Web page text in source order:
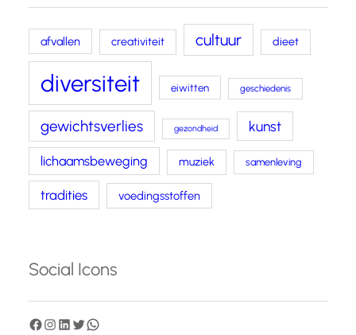
afvallen creativiteit cultuur dieet
diversiteit eiwitten geschiedenis
gewichtsverlies gezondheid kunst
lichaamsbeweging muziek samenleving
tradities voedingsstoffen
Social Icons